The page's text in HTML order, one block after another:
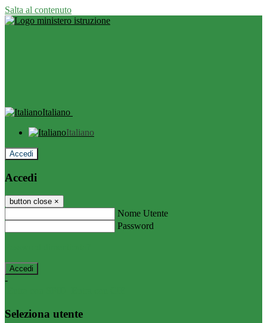
Salta al contenuto
Italiano
Italiano
Accedi
Accedi
button close ×
Nome Utente
Password
-
Seleziona utente